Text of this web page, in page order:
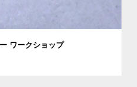
ワークショップ